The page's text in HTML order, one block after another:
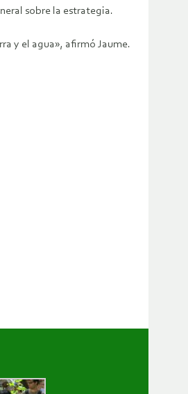
sobre la estrategia.
y el agua», afirmó Jaume.